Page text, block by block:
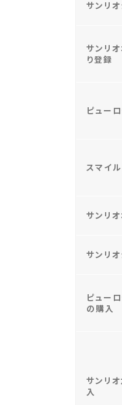
サンリ
サンリ
り登録
ピュー
スマイ
サンリ
サンリ
ピュー
の購入
サンリ
入